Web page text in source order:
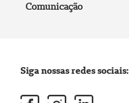
Comunicação
Siga nossas redes sociais: